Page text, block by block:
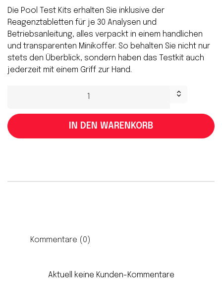
Die Pool Test Kits erhalten Sie inklusive der
Reagenztabletten für je 30 Analysen und
Betriebsanleitung, alles verpackt in einem handlichen
und transparenten Minikoffer. So behalten Sie nicht nur
stets den Überblick, sondern haben das Testkit auch
jederzeit mit einem Griff zur Hand.
IN DEN WARENKORB
Kommentare (0)
Aktuell keine Kunden-Kommentare